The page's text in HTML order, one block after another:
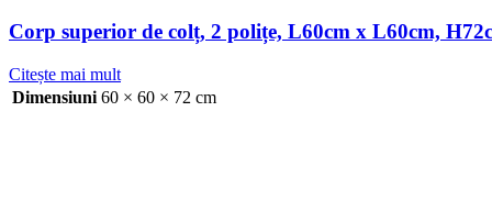
Corp superior de colț, 2 polițe, L60cm x L60cm,
Citește mai mult
Dimensiuni 60 × 60 × 72 cm